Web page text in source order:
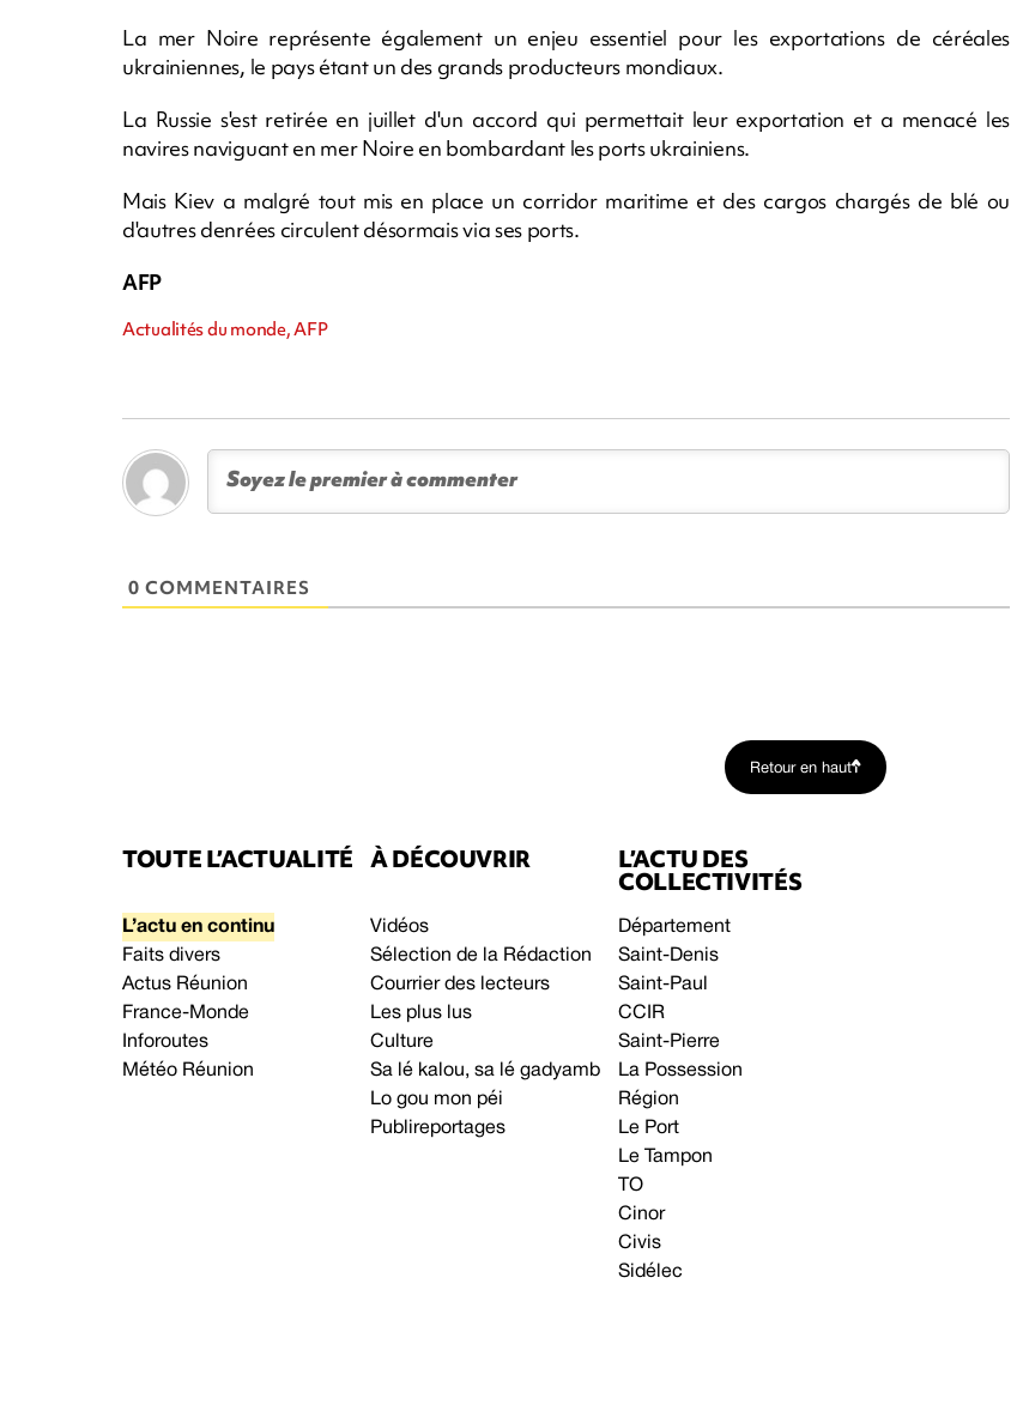
La mer Noire représente également un enjeu essentiel pour les exportations de céréales
ukrainiennes, le pays étant un des grands producteurs mondiaux.
La Russie s'est retirée en juillet d'un accord qui permettait leur exportation et a menacé les
navires naviguant en mer Noire en bombardant les ports ukrainiens.
Mais Kiev a malgré tout mis en place un corridor maritime et des cargos chargés de blé ou
d'autres denrées circulent désormais via ses ports.
AFP
Actualités du monde, AFP
0 COMMENTAIRES
Retour en haut
TOUTE L’ACTUALITÉ
L’actu en continu
Faits divers
Actus Réunion
France-Monde
Inforoutes
Météo Réunion
À DÉCOUVRIR
Vidéos
Sélection de la Rédaction
Courrier des lecteurs
Les plus lus
Culture
Sa lé kalou, sa lé gadyamb
Lo gou mon péi
Publireportages
L’ACTU DES
COLLECTIVITÉS
Département
Saint-Denis
Saint-Paul
CCIR
Saint-Pierre
La Possession
Région
Le Port
Le Tampon
TO
Cinor
Civis
Sidélec